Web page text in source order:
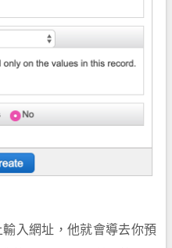
入網址，他就會導去你預